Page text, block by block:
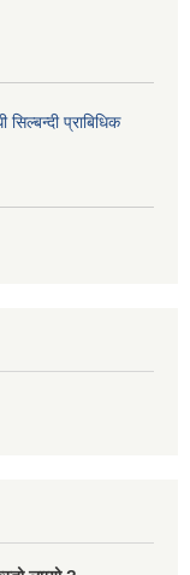
प्राबिधिक